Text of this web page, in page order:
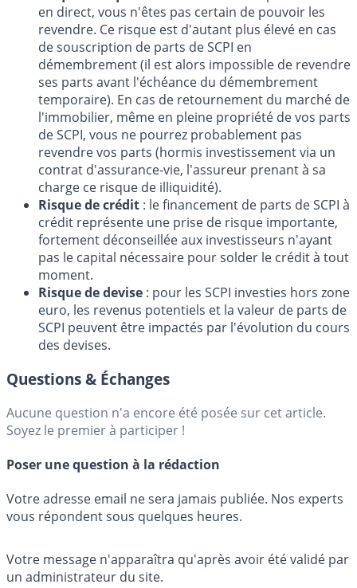
en direct, vous n'êtes pas certain de pouvoir les
revendre. Ce risque est d'autant plus élevé en cas
de souscription de parts de SCPI en
démembrement (il est alors impossible de revendre
ses parts avant l'échéance du démembrement
temporaire). En cas de retournement du marché de
l'immobilier, même en pleine propriété de vos parts
de SCPI, vous ne pourrez probablement pas
revendre vos parts (hormis investissement via un
contrat d'assurance-vie, l'assureur prenant à sa
charge ce risque de illiquidité).
Risque de crédit : le financement de parts de SCPI à
crédit représente une prise de risque importante,
fortement déconseillée aux investisseurs n'ayant
pas le capital nécessaire pour solder le crédit à tout
moment.
Risque de devise : pour les SCPI investies hors zone
euro, les revenus potentiels et la valeur de parts de
SCPI peuvent être impactés par l'évolution du cours
des devises.
Questions & Échanges
Aucune question n'a encore été posée sur cet article.
Soyez le premier à participer !
Poser une question à la rédaction
Votre adresse email ne sera jamais publiée. Nos experts
vous répondent sous quelques heures.
Votre message n'apparaîtra qu'après avoir été validé par
un administrateur du site.